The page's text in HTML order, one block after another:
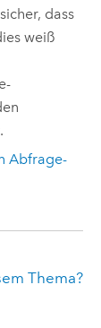
dass
weiß
Abfrage-
Thema?